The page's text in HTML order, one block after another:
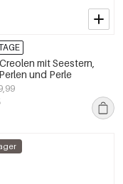
mit Seestern,
und Perle